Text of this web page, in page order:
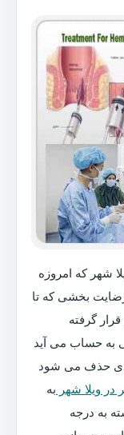
شهر که امروزه
بخشی که تا
گرفته
به حساب می آید
حذف می شود
در ویلا شهر به
به درجه